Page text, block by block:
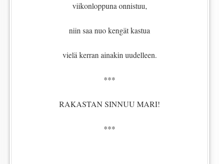
viikonloppuna onnistuu,
niin saa nuo kengät kastua
vielä kerran ainakin uudelleen.
***
RAKASTAN SINNUU MARI!
***